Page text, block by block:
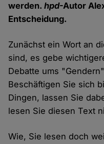
werden.hpd-Autor
Entscheidung.
Zunächst ein Wort an
sind, es gebe
Debatte ums
Beschäftigen Sie sich
Dingen, lassen Sie
lesen Sie diesen Text
Wie, Sie lesen doch